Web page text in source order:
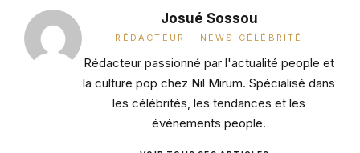
Josué Sossou
RÉDACTEUR – NEWS CÉLÉBRITÉ
Rédacteur passionné par l'actualité people et
la culture pop chez Nil Mirum. Spécialisé dans
les célébrités, les tendances et les
événements people.